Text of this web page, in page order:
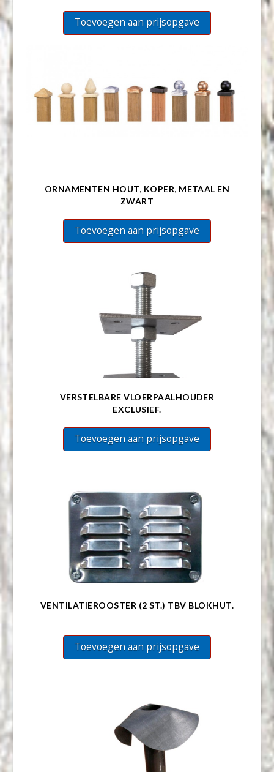
Toevoegen aan prijsopgave
ORNAMENTEN HOUT, KOPER, METAAL EN
ZWART
Toevoegen aan prijsopgave
VERSTELBARE VLOERPAALHOUDER
EXCLUSIEF.
Toevoegen aan prijsopgave
VENTILATIEROOSTER (2 ST.) TBV BLOKHUT.
Toevoegen aan prijsopgave